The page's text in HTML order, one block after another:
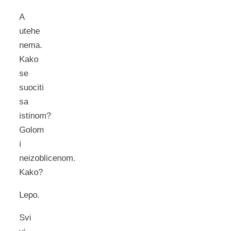
A
utehe
nema.
Kako
se
suociti
sa
istinom?
Golom
i
neizoblicenom.
Kako?
Lepo.
Svi